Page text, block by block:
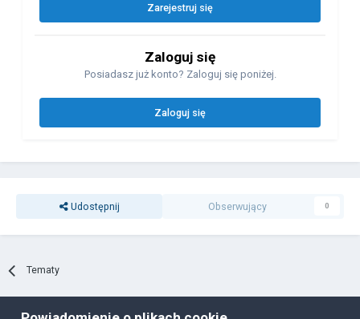
Zarejestruj się
Zaloguj się
Posiadasz już konto? Zaloguj się poniżej.
Zaloguj się
Udostępnij Obserwujący 0
Tematy